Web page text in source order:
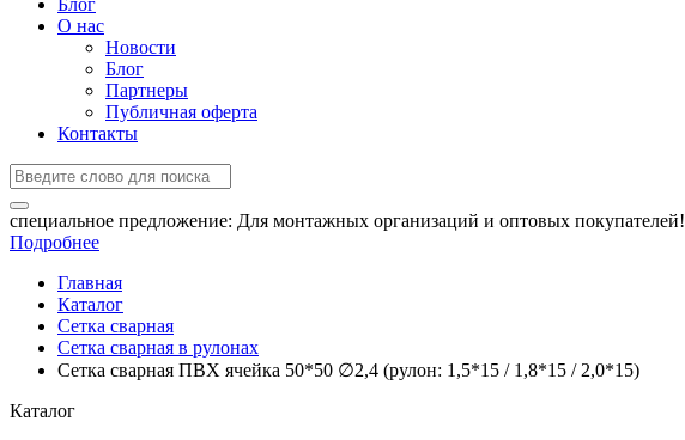
Блог
О нас
Новости
Блог
Партнеры
Публичная оферта
Контакты
специальное предложение: Для монтажных организаций и оптовых покупателей!
Подробнее
Главная
Каталог
Сетка сварная
Сетка сварная в рулонах
Сетка сварная ПВХ ячейка 50*50 ∅2,4 (рулон: 1,5*15 / 1,8*15 / 2,0*15)
Каталог